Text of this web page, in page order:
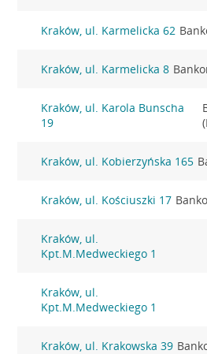
Kraków, ul. Karmelicka 62
Kraków, ul. Karmelicka 8
Kraków, ul. Karola Bunscha
19
Kraków, ul. Kobierzyńska 165
Kraków, ul. Kościuszki 17
Kraków, ul.
Kpt.M.Medweckiego 1
Kraków, ul.
Kpt.M.Medweckiego 1
Kraków, ul. Krakowska 39